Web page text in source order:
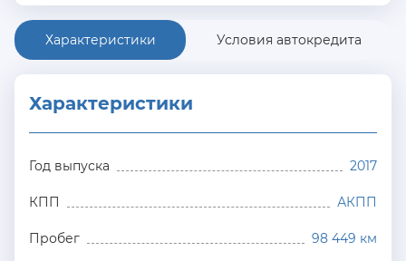
Характеристики Условия автокредита
Характеристики
Год выпуска 2017
КПП АКПП
Пробег 98 449 км